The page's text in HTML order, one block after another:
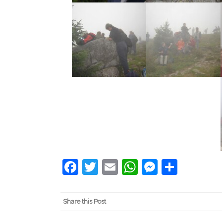
Facebook
Twitter
EmailWhatsApp
Share this Post